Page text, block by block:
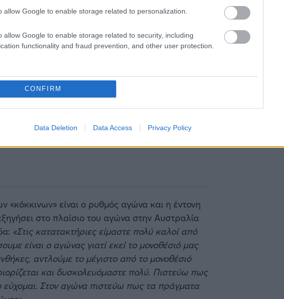
allow Google to enable storage related to personalization.
allow Google to enable storage related to security, including
functionality and fraud prevention, and other user protection.
CONFIRM
Data Deletion Data Access Privacy Policy
«κόκκινων» είναι ο ρυθμός αγώνα και η έντονη
στο πλαίσιο του αγώνα στην Αυστραλία
«Στις κατατακτήριες είμαστε πολύ καλοί από
είναι ο αγώνας γιατί εκεί το μονοθέσιό μας
αντλούμε το μέγιστο από το μονοθέσιό
και δυσκολευόμαστε πολύ. Πιστεύω πως
εύχομαι. Στον αγώνα πιστεύω πως τα πράγματα